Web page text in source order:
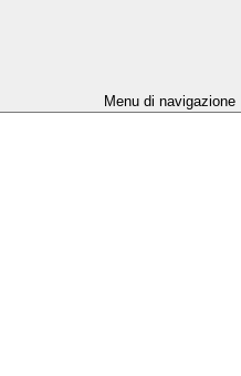
Menu di navigazione